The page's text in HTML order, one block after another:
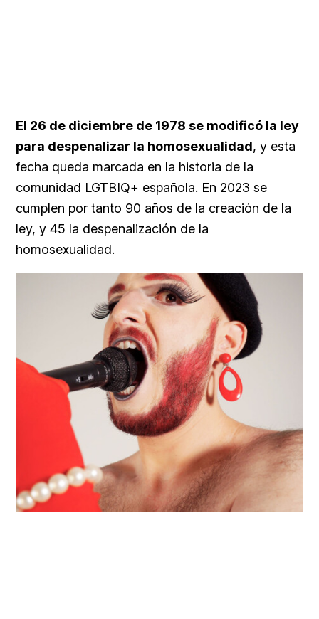
El 26 de diciembre de 1978 se modificó la ley
para despenalizar la homosexualidad, y esta
fecha queda marcada en la historia de la
comunidad LGTBIQ+ española. En 2023 se
cumplen por tanto 90 años de la creación de la
ley, y 45 la despenalización de la
homosexualidad.